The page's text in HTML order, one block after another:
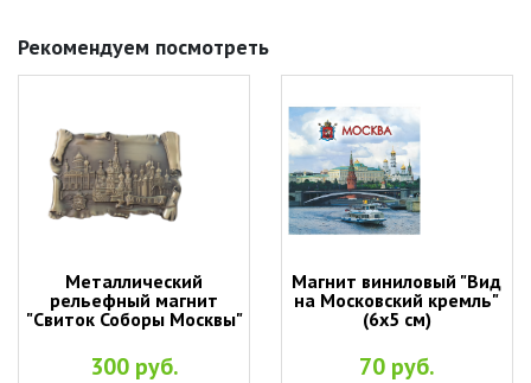
Рекомендуем посмотреть
Металлический
рельефный магнит
"Свиток Соборы Москвы"
300 руб.
Магнит виниловый "Вид
на Московский кремль"
(6х5 см)
70 руб.